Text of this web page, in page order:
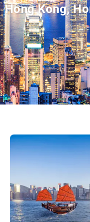
Hong Kong,